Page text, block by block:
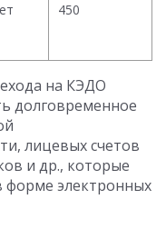
450
на КЭДО
долговременное
лицевых счетов
и др., которые
форме электронных